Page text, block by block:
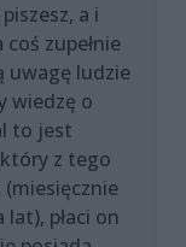
a i
zupełnie
uwagę ludzie
wiedzę o
to jest
z tego
płaci on